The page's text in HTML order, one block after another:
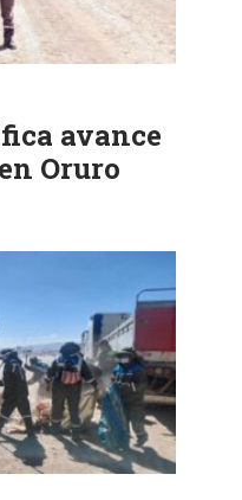
avance
Oruro